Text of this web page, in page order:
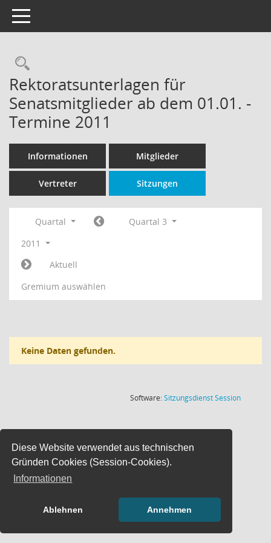
Diese Website verwendet aus technischen
Gründen Cookies (Session-Cookies).
Informationen
Ablehnen Annehmen
Toggle navigation
Rechercheauswahl
Rektoratsunterlagen für
Senatsmitglieder ab dem 01.01. -
Termine 2011
Informationen Mitglieder
Vertreter Sitzungen
Quartal
Quartal 3
2011
Aktuell
Gremium auswählen
Keine Daten gefunden.
Software:SitzungsdienstSession(Wird in